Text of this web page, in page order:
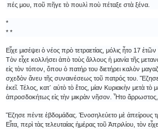
πές μου, ποῦ πῆγε τὸ πουλὶ ποὺ πέταξε στὰ ξένα.
*
* *
Εἶχε μισέψει ὁ νέος πρὸ τετραετίας, μόλις ἦτο 17
Τὸν εἶχε κολλήσει ἀπὸ τοὺς ἄλλους ἡ μανία τῆς
εἰς τὸν τόπον, ὅπου ὁ πατήρ του διετήρει καλὸν
σχεδὸν ἄνευ τῆς συναινέσεως τοῦ πατρός του.
ἐκεῖ. Τέλος, κατ᾿ αὐτὸ τὸ ἔτος, μίαν Κυριακὴν μετὰ
ἀπροσδοκήτως εἰς τὴν μικρὰν νῆσον. Ἦτο ἄρρωστος,
Ἔζησε πέντε ἑβδομάδας. Ἐνοσηλεύετο μὲ ἀπείρους
Εἶτα, περὶ τὰς τελευταίας ἡμέρας τοῦ Ἀπριλίου, τὸν